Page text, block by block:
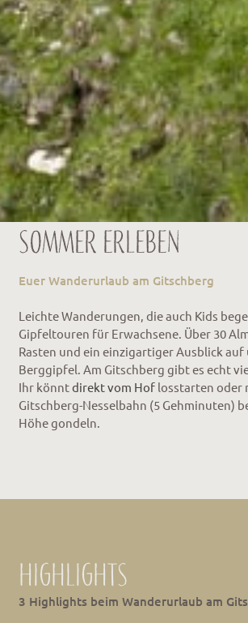
Sommer erleben
Euer Wanderurlaub am Gitschberg
Leichte Wanderungen, die auch Kids
Gipfeltouren für Erwachsene. Über 30
Rasten und ein einzigartiger Ausblick auf
Berggipfel. Am Gitschberg gibt es echt
Ihr könntdirekt vom Hof losstarten oder
Gitschberg-Nesselbahn (5 Gehminuten)
Höhe gondeln.
Highlights
3 Highlights beim Wanderurlaub am